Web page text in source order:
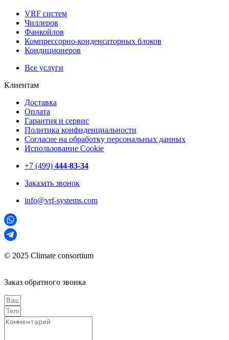
VRF систем
Чиллеров
Фанкойлов
Компрессорно-конденсаторных блоков
Кондиционеров
Все услуги
Клиентам
Доставка
Оплата
Гарантия и сервис
Политика конфиденциальности
Согласие на обработку персональных данных
Использование Cookie
+7 (499) 444-83-34
Заказать звонок
info@vrf-systems.com
© 2025 Climate consortium
Заказ обратного звонка